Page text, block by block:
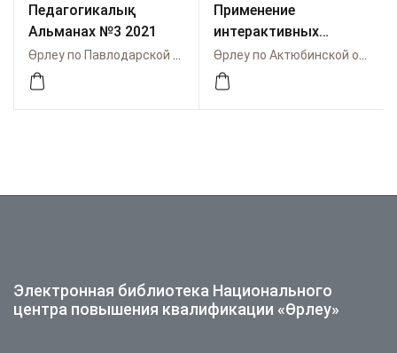
Педагогикалық
Альманах №3 2021
Применение
интерактивных
методов
преподавания
общеобразовательны
образования
Электронная библиотека Национального
центра повышения квалификации «Өрлеу»